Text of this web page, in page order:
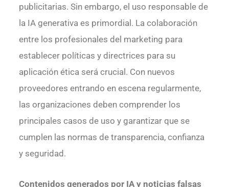
publicitarias. Sin embargo, el uso responsable de
la IA generativa es primordial. La colaboración
entre los profesionales del marketing para
establecer políticas y directrices para su
aplicación ética será crucial. Con nuevos
proveedores entrando en escena regularmente,
las organizaciones deben comprender los
principales casos de uso y garantizar que se
cumplen las normas de transparencia, confianza
y seguridad.
Contenidos generados por IA y noticias falsas